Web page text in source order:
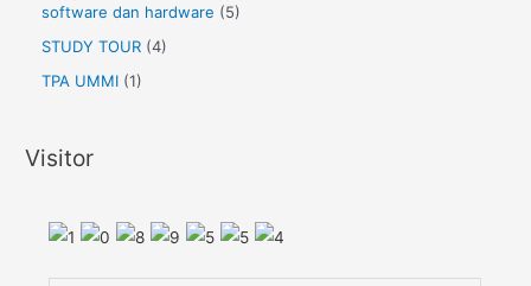
software dan hardware (5)
STUDY TOUR(4)
TPA UMMI(1)
Visitor